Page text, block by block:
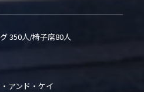
350人/椅子席80人
アンド・ケイ